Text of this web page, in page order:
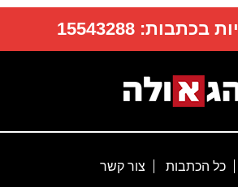
בכתבות:15543288
כל הכתבות צור קשר